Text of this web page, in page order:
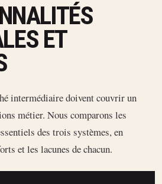
ET
intermédiaire doivent couvrir un
métier. Nous comparons les
des trois systèmes, en
et les lacunes de chacun.